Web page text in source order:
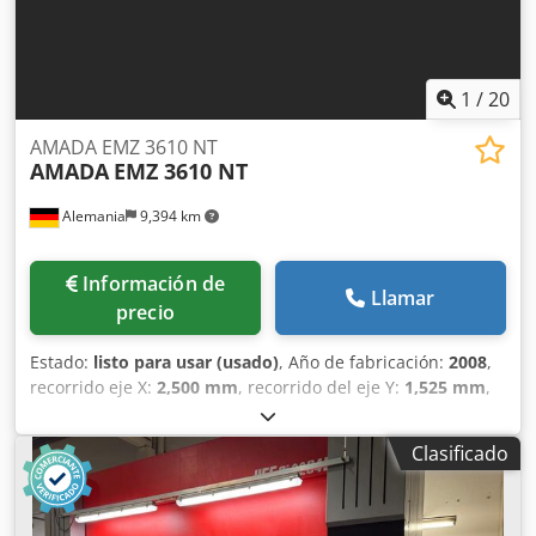
1 /20
Alemania 9,394 km
AMADA EMZ 3610 NT
AMADA EMZ 3610 NT
Información de
precio
Llamar
Estado: listo para usar (usado), Año de fabricación: 2008,
recorrido eje X: 2,500 mm, recorrido del eje Y: 1,525 mm,
, carga de la mesa:
ejes:2, Esta AMADA EMZ 3610 NT se fabricó en 2008.
Cuenta con una fuerza de prensado de 300 kN, puede
trabajar con materiales de hasta 4,5 mm de espesor y
admite una carga máxima en la mesa de 160 kg. La
Clasificado